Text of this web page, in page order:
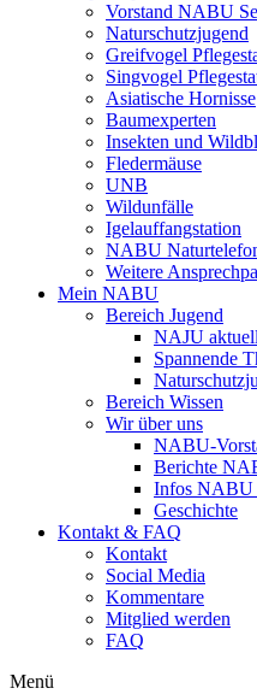
Vorstand NABU
Naturschutzjugend
Greifvogel
Singvogel
Asiatische Hornisse
Baumexperten
Insekten und
Fledermäuse
UNB
Wildunfälle
Igelauffangstation
NABU
Weitere
Mein NABU
Bereich Jugend
NAJU aktuell
Spannende
Bereich Wissen
Wir über uns
NABU-
Berichte
Infos NABU
Geschichte
Kontakt & FAQ
Kontakt
Social Media
Kommentare
Mitglied werden
FAQ
Menü